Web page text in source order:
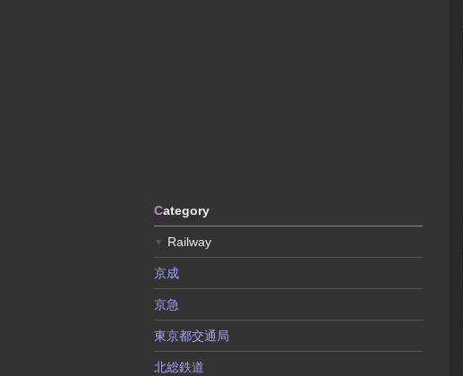
Category
▼ Railway
京成
京急
東京都交通局
北総鉄道